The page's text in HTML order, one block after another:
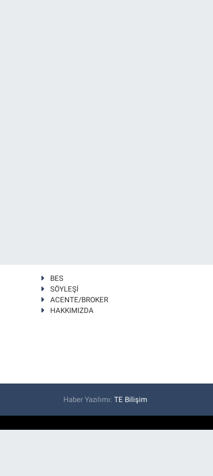
BES
SÖYLEŞİ
ACENTE/BROKER
HAKKIMIZDA
Haber Yazılımı:TE Bilişim